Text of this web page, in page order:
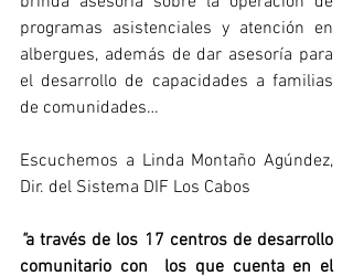
programas asistenciales y atención en
albergues, además de dar asesoría para
el desarrollo de capacidades a familias
de comunidades…
Escuchemos a Linda Montaño Agúndez,
Dir. del Sistema DIF Los Cabos
"a través de los 17 centros de desarrollo
comunitario con  los que cuenta en el